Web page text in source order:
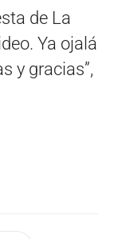
de La
Ya ojalá
y gracias”,